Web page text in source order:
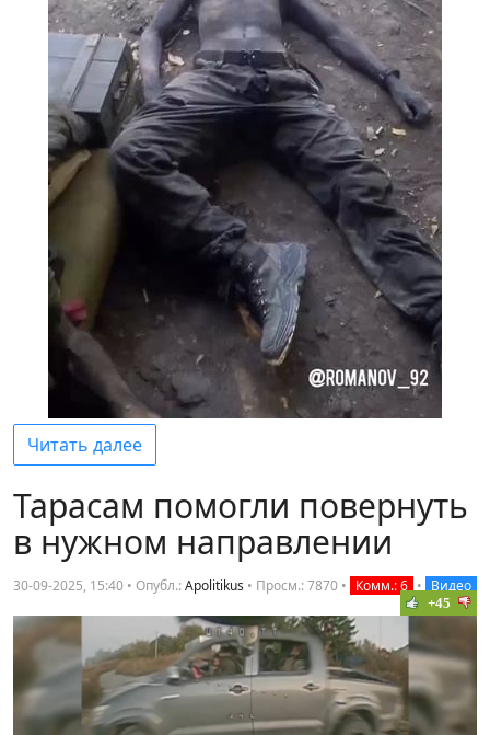
Читать далее
Тарасам помогли повернуть
в нужном направлении
30-09-2025, 15:40 • Опубл.:Apolitikus • Просм.: 7870 • Комм.: 6 • Видео
+45